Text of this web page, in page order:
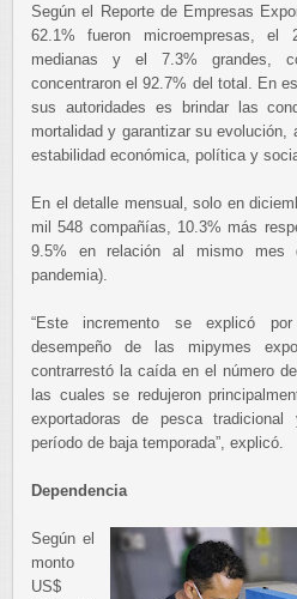
Según el Reporte de Empresas
62.1% fueron microempresas, el
medianas y el 7.3% grandes,
concentraron el 92.7% del total. En
sus autoridades es brindar las
mortalidad y garantizar su evolución,
estabilidad económica, política y
En el detalle mensual, solo en
mil 548 compañías, 10.3% más
9.5% en relación al mismo
pandemia).
“Este incremento se explicó
desempeño de las mipymes
contrarrestó la caída en el número
las cuales se redujeron
exportadoras de pesca
período de baja temporada”, explicó.
Dependencia
Según el
monto
US$